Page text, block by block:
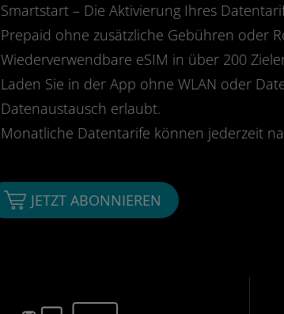
Smartstart – Die Aktivierung Ihres
Prepaid ohne zusätzliche Gebühren oder
Wiederverwendbare eSIM in über 200
Laden Sie in der App ohne WLAN oder
Datenaustausch erlaubt.
Monatliche Datentarife können jederzeit
JETZT ABONNIEREN